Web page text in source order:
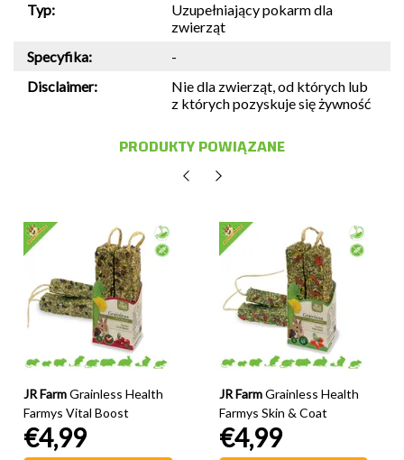
Typ:
Uzupełniający pokarm dla
zwierząt
Specyfika:
-
Disclaimer:
Nie dla zwierząt, od których lub
z których pozyskuje się żywność
PRODUKTY POWIĄZANE
JR FarmGrainless Health
Farmys Vital Boost
€4,99
JR Farm Grainless Health
Farmys Skin & Coat
€4,99